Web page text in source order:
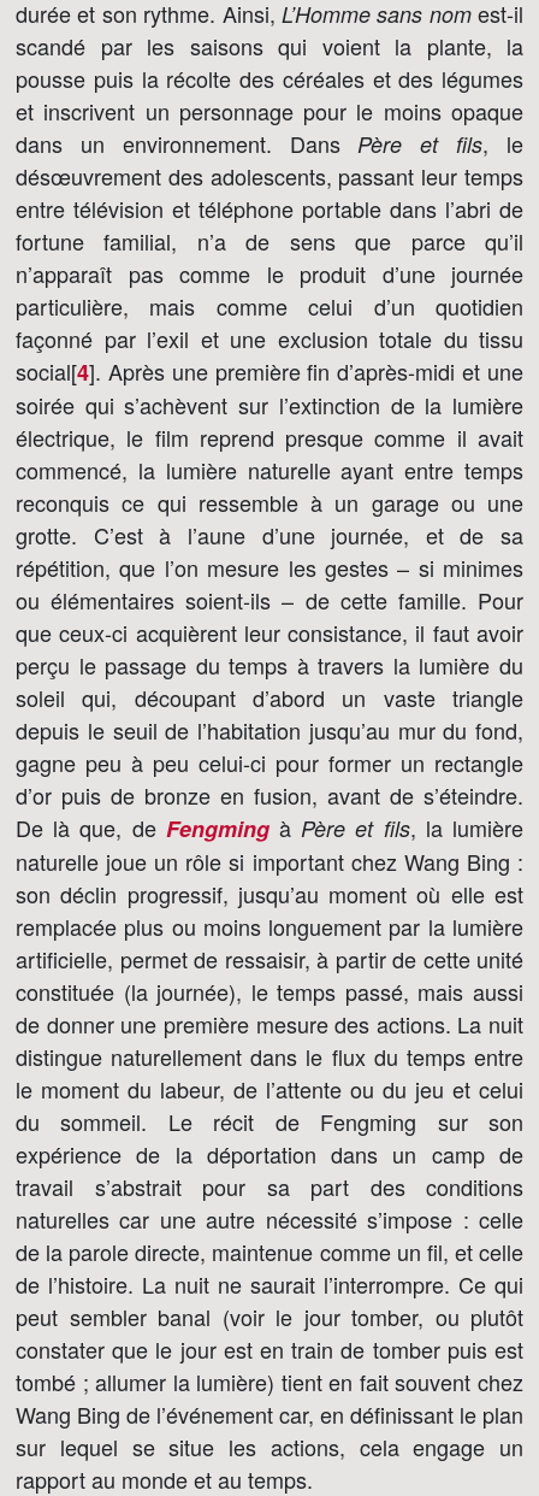
durée et son rythme. Ainsi, L’Homme sans nomest-il
scandé par les saisons qui voient la plante, la
pousse puis la récolte des céréales et des légumes
et inscrivent un personnage pour le moins opaque
dans un environnement. Dans Père et fils, le
désœuvrement des adolescents, passant leur temps
entre télévision et téléphone portable dans l’abri de
fortune familial, n’a de sens que parce qu’il
n’apparaît pas comme le produit d’une journée
particulière, mais comme celui d’un quotidien
façonné par l’exil et une exclusion totale du tissu
social[4]. Après une première fin d’après-midi et une
soirée qui s’achèvent sur l’extinction de la lumière
électrique, le film reprend presque comme il avait
commencé, la lumière naturelle ayant entre temps
reconquis ce qui ressemble à un garage ou une
grotte. C’est à l’aune d’une journée, et de sa
répétition, que l’on mesure les gestes – si minimes
ou élémentaires soient-ils – de cette famille. Pour
que ceux-ci acquièrent leur consistance, il faut avoir
perçu le passage du temps à travers la lumière du
soleil qui, découpant d’abord un vaste triangle
depuis le seuil de l’habitation jusqu’au mur du fond,
gagne peu à peu celui-ci pour former un rectangle
d’or puis de bronze en fusion, avant de s’éteindre.
De là que, de Fengmingà Père et fils, la lumière
naturelle joue un rôle si important chez Wang Bing :
son déclin progressif, jusqu’au moment où elle est
remplacée plus ou moins longuement par la lumière
artificielle, permet de ressaisir, à partir de cette unité
constituée (la journée), le temps passé, mais aussi
de donner une première mesure des actions. La nuit
distingue naturellement dans le flux du temps entre
le moment du labeur, de l’attente ou du jeu et celui
du sommeil. Le récit de Fengming sur son
expérience de la déportation dans un camp de
travail s’abstrait pour sa part des conditions
naturelles car une autre nécessité s’impose : celle
de la parole directe, maintenue comme un fil, et celle
de l’histoire. La nuit ne saurait l’interrompre. Ce qui
peut sembler banal (voir le jour tomber, ou plutôt
constater que le jour est en train de tomber puis est
tombé ; allumer la lumière) tient en fait souvent chez
Wang Bing de l’événement car, en définissant le plan
sur lequel se situe les actions, cela engage un
rapport au monde et au temps.